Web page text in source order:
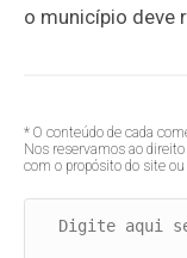
o município deve
* O conteúdo de cada
Nos reservamos ao
com o propósito do site